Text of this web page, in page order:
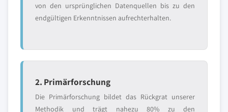
von den ursprünglichen Datenquellen bis zu den
endgültigen Erkenntnissen aufrechterhalten.
2. Primärforschung
Die Primärforschung bildet das Rückgrat unserer
Methodik und trägt nahezu 80% zu den